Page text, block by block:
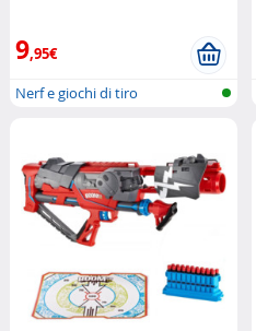
9,95€
Nerf e giochi di tiro